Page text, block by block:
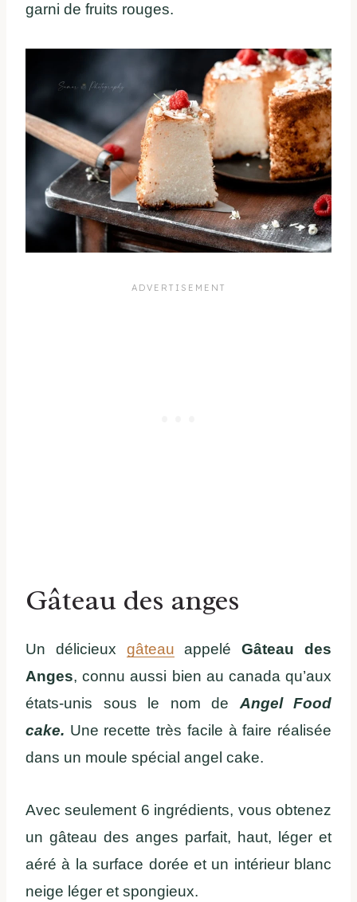
garni de fruits rouges.
Gâteau des anges
Un délicieux gâteau appeléGâteau des
Anges, connu aussi bien au canada qu’aux
états-unis sous le nom de Angel Food
cake. Une recette très facile à faire réalisée
dans un moule spécial angel cake.
Avec seulement 6 ingrédients, vous obtenez
un gâteau des anges parfait, haut, léger et
aéré à la surface dorée et un intérieur blanc
neige léger et spongieux.